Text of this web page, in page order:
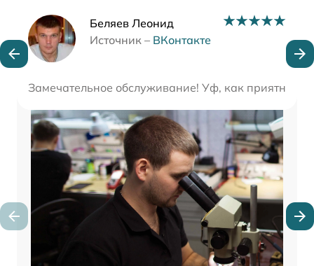
Беляев Леонид
Источник – ВКонтакте
Замечательное обслуживание! Уф, как приятно
Наши мастера